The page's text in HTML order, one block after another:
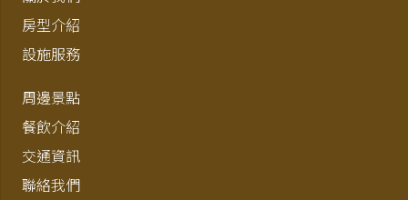
房型介紹
設施服務
周邊景點
餐飲介紹
交通資訊
聯絡我們